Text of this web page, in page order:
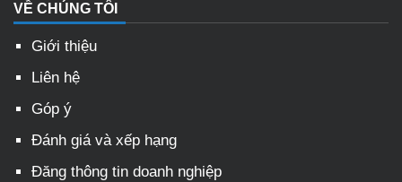
VỀ CHÚNG TÔI
Giới thiệu
Liên hệ
Góp ý
Đánh giá và xếp hạng
Đăng thông tin doanh nghiệp